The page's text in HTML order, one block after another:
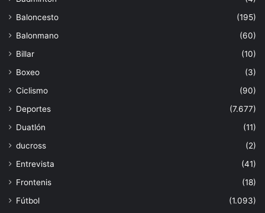
Baloncesto
(195)
Balonmano
(60)
Billar
(10)
Boxeo
(3)
Ciclismo
(90)
Deportes
(7.677)
Duatlón
(11)
ducross
(2)
Entrevista
(41)
Frontenis
(18)
Fútbol
(1.093)